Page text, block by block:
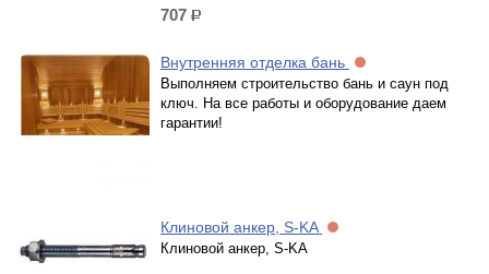
707 р.
Внутренняя отделка бань
Выполняем строительство бань и саун под
ключ. На все работы и оборудование даем
гарантии!
Клиновой анкер, S-KA
Клиновой анкер, S-KA